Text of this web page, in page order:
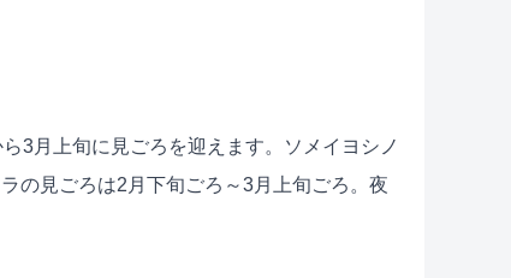
3月上旬に見ごろを迎えます。ソメイヨシノ
の見ごろは2月下旬ごろ～3月上旬ごろ。夜